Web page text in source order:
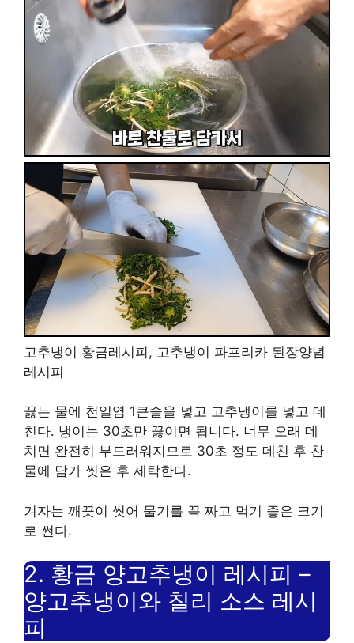
고추냉이 황금레시피, 고추냉이 파프리카 된장양념
레시피
끓는 물에 천일염 1큰술을 넣고 고추냉이를 넣고 데
친다. 냉이는 30초만 끓이면 됩니다. 너무 오래 데
치면 완전히 부드러워지므로 30초 정도 데친 후 찬
물에 담가 씻은 후 세탁한다.
겨자는 깨끗이 씻어 물기를 꼭 짜고 먹기 좋은 크기
로 썬다.
2. 황금 양고추냉이 레시피 –
양고추냉이와 칠리 소스 레시
피